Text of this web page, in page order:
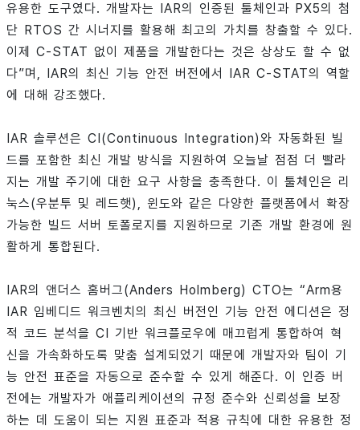
유용한 도구였다. 개발자는 IAR의 인증된 툴체인과 PX5의 첨
단 RTOS 간 시너지를 활용해 최고의 가치를 창출할 수 있다.
이제 C-STAT 없이 제품을 개발한다는 것은 상상도 할 수 없
다”며, IAR의 최신 기능 안전 버전에서 IAR C-STAT의 역할
에 대해 강조했다.
IAR 솔루션은 CI(Continuous Integration)와 자동화된 빌
드를 포함한 최신 개발 방식을 지원하여 오늘날 점점 더 빨라
지는 개발 주기에 대한 요구 사항을 충족한다. 이 툴체인은 리
눅스(우분투 및 레드햇), 윈도와 같은 다양한 플랫폼에서 확장
가능한 빌드 서버 토폴로지를 지원하므로 기존 개발 환경에 원
활하게 통합된다.
IAR의 앤더스 홈버그(Anders Holmberg) CTO는 “Arm용
IAR 임베디드 워크벤치의 최신 버전인 기능 안전 에디션은 정
적 코드 분석을 CI 기반 워크플로우에 매끄럽게 통합하여 혁
신을 가속화하도록 맞춤 설계되었기 때문에 개발자와 팀이 기
능 안전 표준을 자동으로 준수할 수 있게 해준다. 이 인증 버
전에는 개발자가 애플리케이션의 규정 준수와 신뢰성을 보장
하는 데 도움이 되는 지원 표준과 적용 규칙에 대한 유용한 정